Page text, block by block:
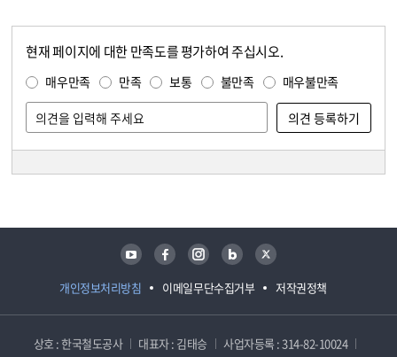
현재 페이지에 대한 만족도를 평가하여 주십시오.
매우만족 만족 보통 불만족 매우불만족
개인정보처리방침 이메일무단수집거부 저작권정책
유튜브 페이스북 인스타그램 블로그 트위터
상호 : 한국철도공사 대표자 : 김태승
사업자등록 : 314-82-10024